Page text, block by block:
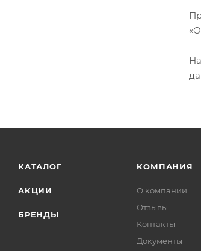
КАТАЛОГ
АКЦИИ
БРЕНДЫ
КОМПАНИЯ
О компании
Отзывы
Контакты
Документы